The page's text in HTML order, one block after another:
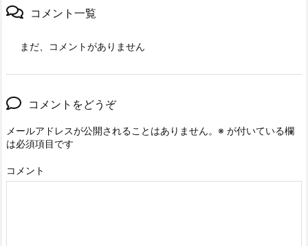
コメント一覧
まだ、コメントがありません
コメントをどうぞ
メールアドレスが公開されることはありません。 ※ が付いている欄
は必須項目です
コメント